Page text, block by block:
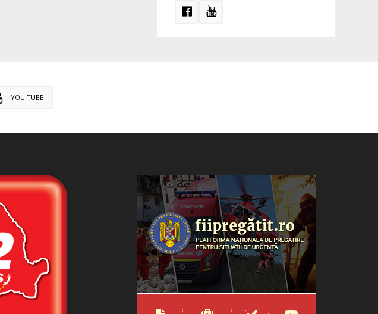
YOU TUBE